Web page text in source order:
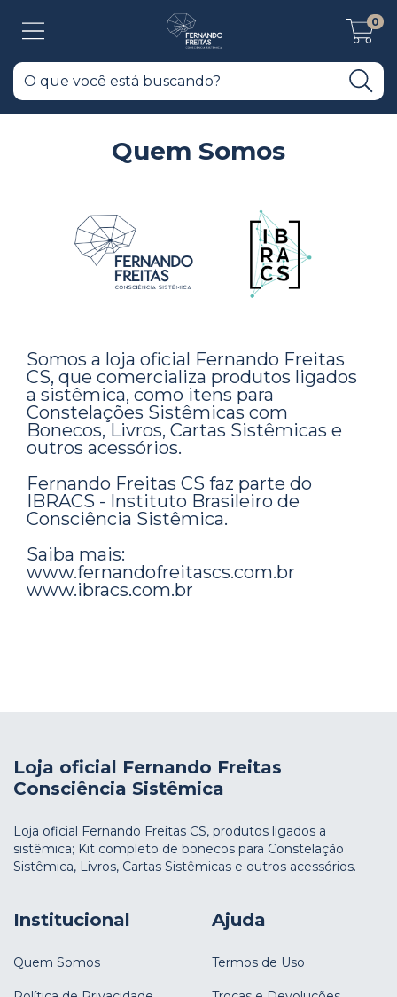
0
Quem Somos
Somos a loja oficial Fernando Freitas
CS, que comercializa produtos ligados
a sistêmica, como itens para
Constelações Sistêmicas com
Bonecos, Livros, Cartas Sistêmicas e
outros acessórios.
Fernando Freitas CS faz parte do
IBRACS - Instituto Brasileiro de
Consciência Sistêmica.
Saiba mais:
www.fernandofreitascs.com.br
www.ibracs.com.br
Loja oficial Fernando Freitas
Consciência Sistêmica
Loja oficial Fernando Freitas CS, produtos ligados a
sistêmica; Kit completo de bonecos para Constelação
Sistêmica, Livros, Cartas Sistêmicas e outros acessórios.
Institucional
Quem Somos
Ajuda
Termos de Uso